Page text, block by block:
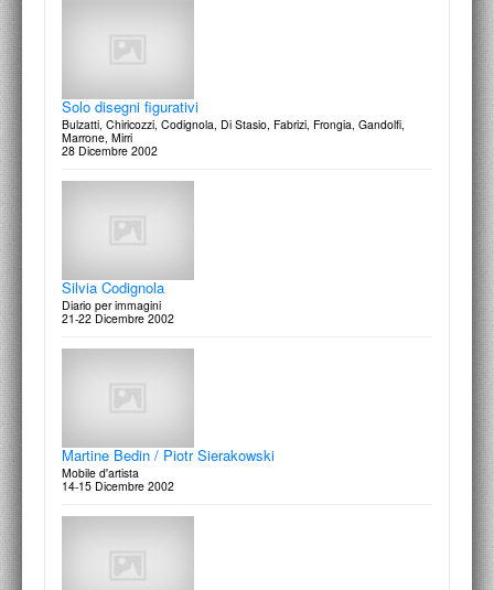
100 volti 100 progetti
Azione in difesa dell'uomo
11 Settembre 2005
Roberto Pietrosanti
On paper
1 Dicembre 2003
Americana: sguardi sull'America
20 Ottobre 2003
Il Casualitico
27 Settembre 2003
Solo disegni figurativi
Bulzatti, Chiricozzi, Codignola, Di Stasio, Fabrizi, Frongia, Gandolfi,
Marrone, Mirri
28 Dicembre 2002
Silvia Codignola
Diario per immagini
21-22 Dicembre 2002
Martine Bedin / Piotr Sierakowski
Mobile d'artista
14-15 Dicembre 2002